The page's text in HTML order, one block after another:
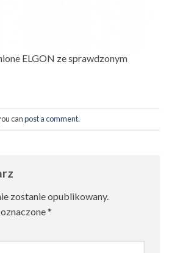
ELGON ze sprawdzonym
canpost a comment.
zostanie opublikowany.
*